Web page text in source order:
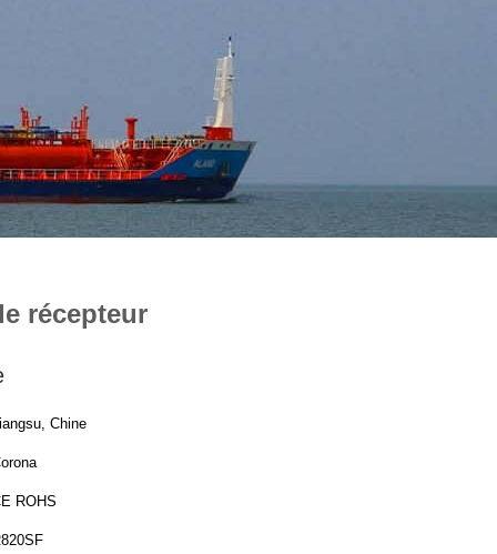
récepteur
Chine
ROHS